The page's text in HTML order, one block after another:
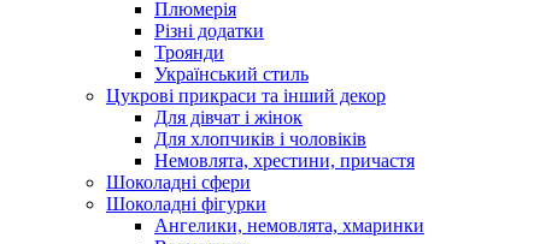
Плюмерія
Різні додатки
Троянди
Український стиль
Цукрові прикраси та інший декор
Для дівчат і жінок
Для хлопчиків і чоловіків
Немовлята, хрестини, причастя
Шоколадні сфери
Шоколадні фігурки
Ангелики, немовлята, хмаринки